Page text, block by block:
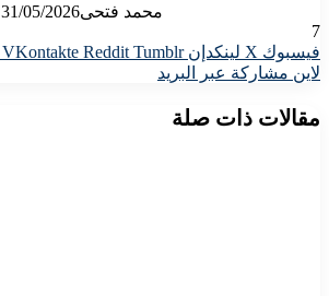
محمد فتحى31/05/2026
7
فيسبوك X لينكدإن
لاين مشاركة عبر البريد
مقالات ذات صلة